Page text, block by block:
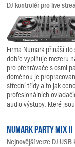
DJ kontrolér pro live
Firma Numark přináší
dobře vyplňuje mezeru
pro přehrávače s osmi
doménou je
střední třídy a to jak
profesionálních
audio výstupy, které
Numark Party Mix II
Nejnovější verze DJ